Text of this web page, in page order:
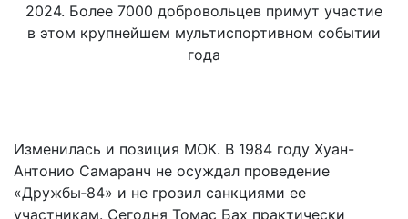
2024. Более 7000 добровольцев примут участие
в этом крупнейшем мультиспортивном событии
года
Изменилась и позиция МОК. В 1984 году Хуан-
Антонио Самаранч не осуждал проведение
«Дружбы‑84» и не грозил санкциями ее
участникам. Сегодня Томас Бах практически